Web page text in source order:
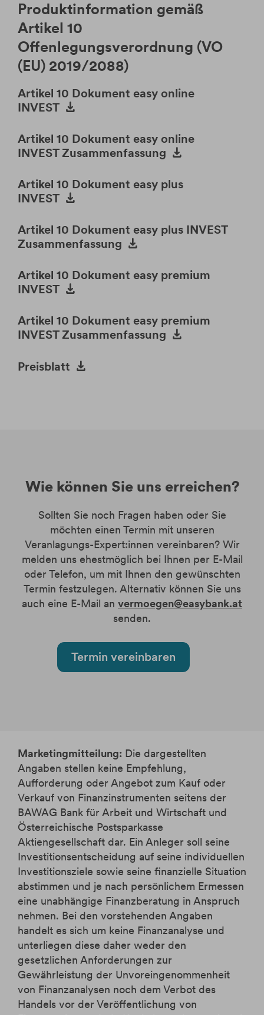
werden.
Produktinformation gemäß
Artikel 10
Offenlegungsverordnung (VO
(EU) 2019/2088)
Artikel 10 Dokument easy online
INVEST
Artikel 10 Dokument easy online
INVEST Zusammenfassung
Artikel 10 Dokument easy plus
INVEST
Artikel 10 Dokument easy plus INVEST
Zusammenfassung
Artikel 10 Dokument easy premium
INVEST
Artikel 10 Dokument easy premium
INVEST Zusammenfassung
Preisblatt
Wie können Sie uns erreichen?
Sollten Sie noch Fragen haben oder Sie
möchten einen Termin mit unseren
Veranlagungs-Expert:innen vereinbaren? Wir
melden uns ehestmöglich bei Ihnen per E-Mail
oder Telefon, um mit Ihnen den gewünschten
Termin festzulegen. Alternativ können Sie uns
auch eine E-Mail an vermoegen@easybank.at
senden.
Termin vereinbaren
Marketingmitteilung: Die dargestellten
Angaben stellen keine Empfehlung,
Aufforderung oder Angebot zum Kauf oder
Verkauf von Finanzinstrumenten seitens der
BAWAG Bank für Arbeit und Wirtschaft und
Österreichische Postsparkasse
Aktiengesellschaft dar. Ein Anleger soll seine
Investitionsentscheidung auf seine individuellen
Investitionsziele sowie seine finanzielle Situation
abstimmen und je nach persönlichem Ermessen
eine unabhängige Finanzberatung in Anspruch
nehmen. Bei den vorstehenden Angaben
handelt es sich um keine Finanzanalyse und
unterliegen diese daher weder den
gesetzlichen Anforderungen zur
Gewährleistung der Unvoreingenommenheit
von Finanzanalysen noch dem Verbot des
Handels vor der Veröffentlichung von